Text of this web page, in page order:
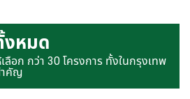
งหมด
ลือก กว่า 30 โครงการ ทั้งในกรุงเทพ
คัญ